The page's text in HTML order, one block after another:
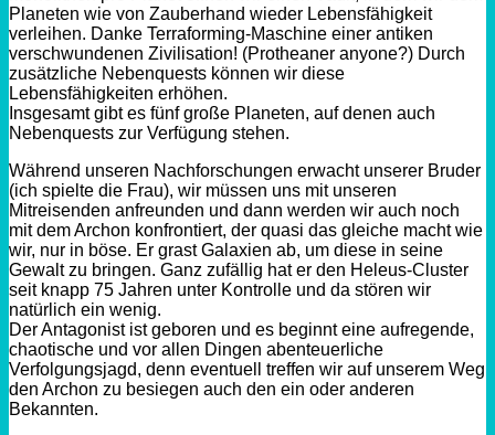
Planeten wie von Zauberhand wieder Lebensfähigkeit
verleihen. Danke Terraforming-Maschine einer antiken
verschwundenen Zivilisation! (Protheaner anyone?) Durch
zusätzliche Nebenquests können wir diese
Lebensfähigkeiten erhöhen.
Insgesamt gibt es fünf große Planeten, auf denen auch
Nebenquests zur Verfügung stehen.
Während unseren Nachforschungen erwacht unserer Bruder
(ich spielte die Frau), wir müssen uns mit unseren
Mitreisenden anfreunden und dann werden wir auch noch
mit dem Archon konfrontiert, der quasi das gleiche macht wie
wir, nur in böse. Er grast Galaxien ab, um diese in seine
Gewalt zu bringen. Ganz zufällig hat er den Heleus-Cluster
seit knapp 75 Jahren unter Kontrolle und da stören wir
natürlich ein wenig.
Der Antagonist ist geboren und es beginnt eine aufregende,
chaotische und vor allen Dingen abenteuerliche
Verfolgungsjagd, denn eventuell treffen wir auf unserem Weg
den Archon zu besiegen auch den ein oder anderen
Bekannten.